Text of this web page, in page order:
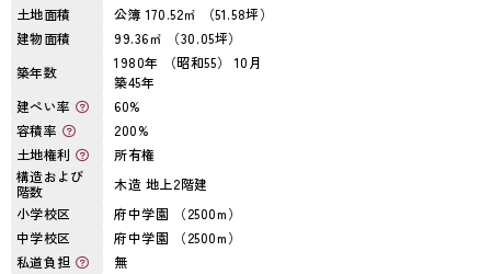
土地面積
公簿 170.52㎡ （51.58坪）
建物面積
99.36㎡ （30.05坪）
築年数
1980年 （昭和55） 10月
築45年
建ぺい率
60%
容積率
200%
土地権利
所有権
構造および
階数
木造 地上2階建
小学校区
府中学園 （2500m）
中学校区
府中学園 （2500m）
私道負担
無